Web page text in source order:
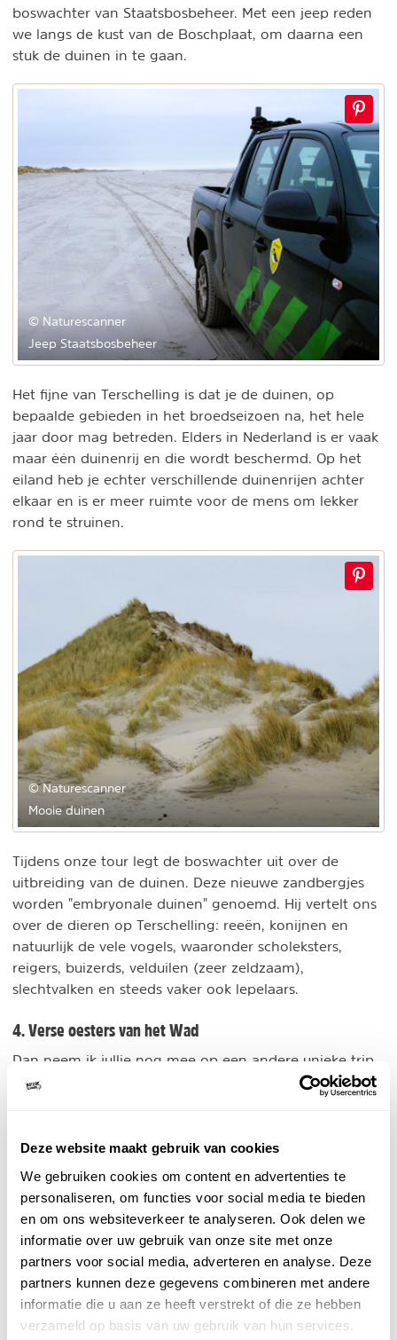
Deze website maakt gebruik van cookies
We gebruiken cookies om content en advertenties te
personaliseren, om functies voor social media te bieden
en om ons websiteverkeer te analyseren. Ook delen we
informatie over uw gebruik van onze site met onze
partners voor social media, adverteren en analyse. Deze
partners kunnen deze gegevens combineren met andere
informatie die u aan ze heeft verstrekt of die ze hebben
verzameld op basis van uw gebruik van hun services.
boswachter van Staatsbosbeheer. Met een jeep reden
we langs de kust van de Boschplaat, om daarna een
stuk de duinen in te gaan.
© Naturescanner
Jeep Staatsbosbeheer
Het fijne van Terschelling is dat je de duinen, op
bepaalde gebieden in het broedseizoen na, het hele
jaar door mag betreden. Elders in Nederland is er vaak
maar één duinenrij en die wordt beschermd. Op het
eiland heb je echter verschillende duinenrijen achter
elkaar en is er meer ruimte voor de mens om lekker
rond te struinen.
© Naturescanner
Mooie duinen
Tijdens onze tour legt de boswachter uit over de
uitbreiding van de duinen. Deze nieuwe zandbergjes
worden "embryonale duinen" genoemd. Hij vertelt ons
over de dieren op Terschelling: reeën, konijnen en
natuurlijk de vele vogels, waaronder scholeksters,
reigers, buizerds, velduilen (zeer zeldzaam),
slechtvalken en steeds vaker ook lepelaars.
4. Verse oesters van het Wad
Dan neem ik jullie nog mee op een andere unieke trip.
Een tocht naar de oesterbank.
enkele jaren later heb je een mega oesterbank. Stel je
aanmeert voor een eiland van oesters en onder het
genot van een glaasje prosecco je eigen verse oesters
mag rapen en eten?